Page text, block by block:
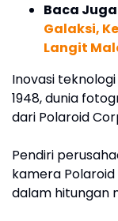
Baca
Galaksi,
Langit
Inovasi
1948, dunia
dari Polaroid
Pendiri
kamera
dalam hitungan